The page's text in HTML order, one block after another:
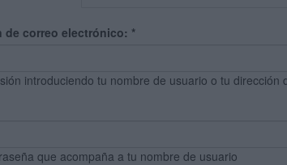
de correo electrónico: *
introduciendo tu nombre de usuario o tu dirección
que acompaña a tu nombre de usuario